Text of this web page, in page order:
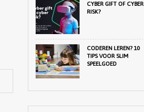
CYBER GIFT OF CYBER
RISK?
CODEREN LEREN? 10
TIPS VOOR SLIM
SPEELGOED